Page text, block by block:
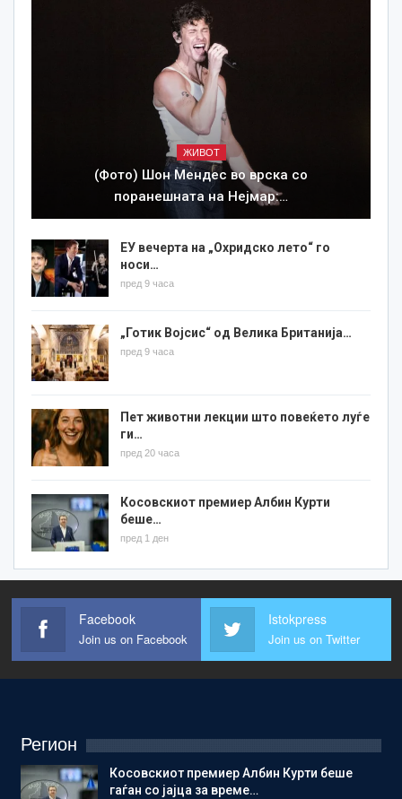
ЖИВОТ
(Фото) Шон Мендес во врска со
поранешната на Нејмар:…
ЕУ вечерта на „Охридско лето“ го
носи…
пред 9 часа
„Готик Војсис“ од Велика Британија…
пред 9 часа
Пет животни лекции што повеќето луѓе
ги…
пред 20 часа
Косовскиот премиер Албин Курти
беше…
пред 1 ден
Facebook
Join us on Facebook
Istokpress
Join us on Twitter
Регион
Косовскиот премиер Албин Курти беше
гаѓан со јајца за време…